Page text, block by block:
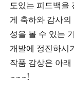
도있는 피드백을
게 축하와 감사
성을 볼 수 있는
개발에 정진하시
작품 감상은 아
~~~!